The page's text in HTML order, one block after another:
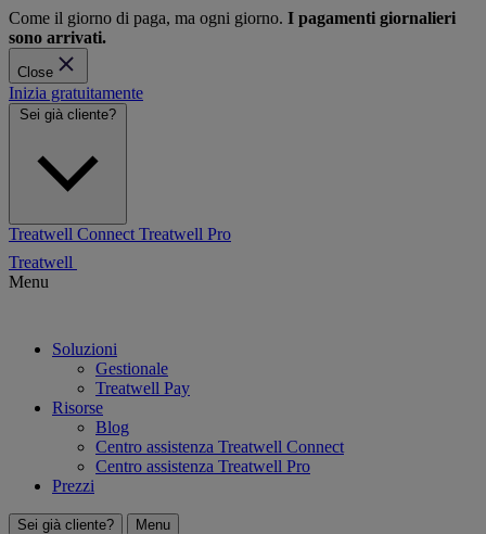
Come il giorno di paga, ma ogni giorno. I pagamenti giornalieri
sono arrivati.
Close
Inizia gratuitamente
Sei già cliente?
Treatwell Connect Treatwell Pro
Treatwell
Menu
Soluzioni
Gestionale
Treatwell Pay
Risorse
Blog
Centro assistenza Treatwell Connect
Centro assistenza Treatwell Pro
Prezzi
Sei già cliente? Menu